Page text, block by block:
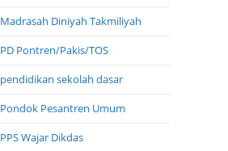
Madrasah Diniyah Takmiliyah
PD Pontren/Pakis/TOS
pendidikan sekolah dasar
Pondok Pesantren Umum
PPS Wajar Dikdas